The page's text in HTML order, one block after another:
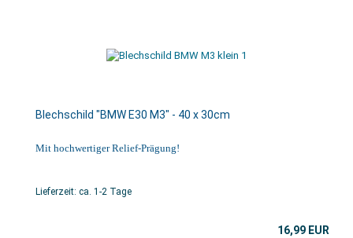
Blechschild "BMW E30 M3" - 40 x 30cm
Mit hochwertiger Relief-Prägung!
Lieferzeit: ca. 1-2 Tage
16,99 EUR